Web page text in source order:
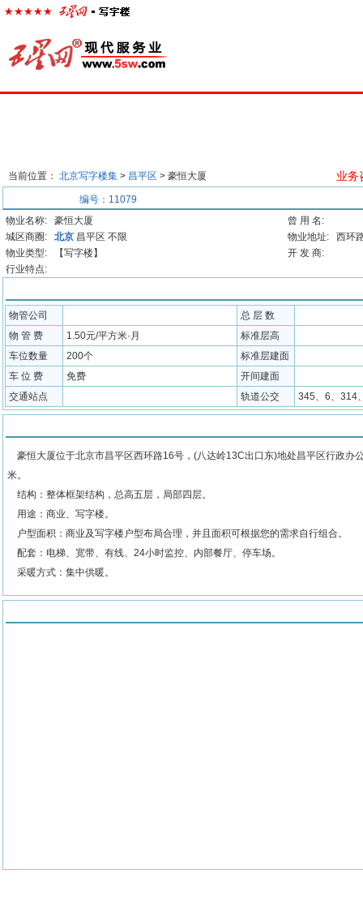
当前位置： 北京写字楼集 > 昌平区 > 豪恒大厦 业务
编号：11079
物业名称:
豪恒大厦
曾 用 名:
城区商圈:
北京 昌平区 不限 物业地址:
西环
物业类型:
【写字楼】
开 发 商:
行业特点:
物管公司
总 层 数
物 管 费
1.50元/平方米·月
标准层高
车位数量
200个
标准层建面
车 位 费
免费
开间建面
交通站点
轨道公交 345、6、314
豪恒大厦位于北京市昌平区西环路16号，(八达岭13C出口东)地处昌平区行政办
米。
结构：整体框架结构，总高五层，局部四层。
用途：商业、写字楼。
户型面积：商业及写字楼户型布局合理，并且面积可根据您的需求自行组合。
配套：电梯、宽带、有线、24小时监控、内部餐厅、停车场。
采暖方式：集中供暖。